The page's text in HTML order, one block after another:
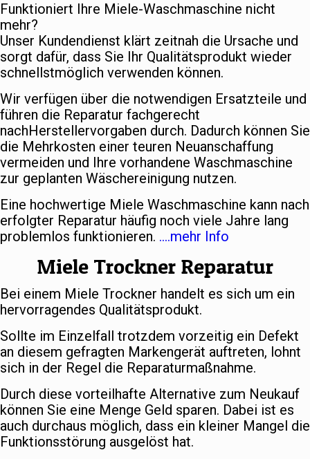
Funktioniert Ihre Miele-Waschmaschine nicht
mehr?
Unser Kundendienst klärt zeitnah die Ursache und
sorgt dafür, dass Sie Ihr Qualitätsprodukt wieder
schnellstmöglich verwenden können.
Wir verfügen über die notwendigen Ersatzteile und
führen die Reparatur fachgerecht
nachHerstellervorgaben durch. Dadurch können Sie
die Mehrkosten einer teuren Neuanschaffung
vermeiden und Ihre vorhandene Waschmaschine
zur geplanten Wäschereinigung nutzen.
Eine hochwertige Miele Waschmaschine kann nach
erfolgter Reparatur häufig noch viele Jahre lang
problemlos funktionieren. ….mehr Info
Miele Trockner Reparatur
Bei einem Miele Trockner handelt es sich um ein
hervorragendes Qualitätsprodukt.
Sollte im Einzelfall trotzdem vorzeitig ein Defekt
an diesem gefragten Markengerät auftreten, lohnt
sich in der Regel die Reparaturmaßnahme.
Durch diese vorteilhafte Alternative zum Neukauf
können Sie eine Menge Geld sparen. Dabei ist es
auch durchaus möglich, dass ein kleiner Mangel die
Funktionsstörung ausgelöst hat.